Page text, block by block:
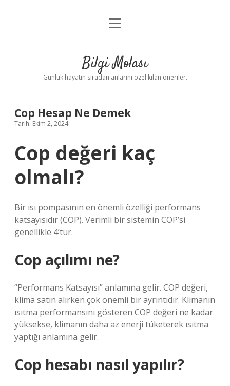
Anasayfa
Yasal Uyarı
menüyü
Bilgi Molası
Günlük hayatın sıradan anlarını özel kılan öneriler.
Cop Hesap Ne Demek
Tarih: Ekim 2, 2024
Cop değeri kaç
olmalı?
Bir ısı pompasının en önemli özelliği performans
katsayısıdır (COP). Verimli bir sistemin COP’si
genellikle 4’tür.
Cop açılımı ne?
“Performans Katsayısı” anlamına gelir. COP değeri,
klima satın alırken çok önemli bir ayrıntıdır. Klimanın
ısıtma performansını gösteren COP değeri ne kadar
yüksekse, klimanın daha az enerji tüketerek ısıtma
yaptığı anlamına gelir.
Cop hesabı nasıl yapılır?